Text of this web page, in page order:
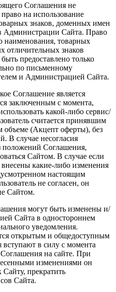
Соглашения не
на использование
знаков, доменных имен
Администрации Сайта. Право
наименования, товарных
отличительных знаков
предоставлено только
по письменному
и Администрацией Сайта.
Соглашение является
заключенным с момента,
какой-либо сервис/
считается принявшим
объеме (Акцепт оферты), без
В случае несогласия
положений Соглашения,
Сайтом. В случае если
какие-либо изменения
настоящим
не согласен, он
Сайтом.
могут быть изменены и/
Сайта в одностороннем
уведомления.
открытым и общедоступным
в силу с момента
на сайте. При
изменениями он
Сайту, прекратить
Сайта.